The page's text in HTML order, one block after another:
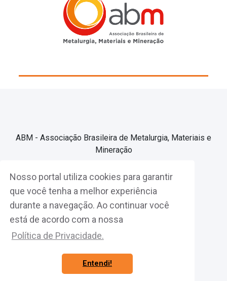
Nosso portal utiliza cookies para garantir
que você tenha a melhor experiência
durante a navegação. Ao continuar você
está de acordo com a nossa
Política de Privacidade.
Entendi!
ABM - Associação Brasileira de Metalurgia, Materiais e
Mineração
Associe-se
Fazer Login